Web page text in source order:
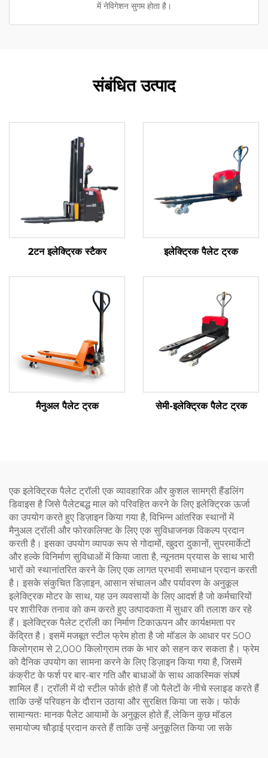
में नेविगेशन सुगम होता है।
संबंधित उत्पाद
2टन इलेक्ट्रिक स्टैकर इलेक्ट्रिक पैलेट ट्रक
मैनुअल पैलेट ट्रक सेमी-इलेक्ट्रिक पैलेट ट्रक
एक इलेक्ट्रिक पैलेट ट्रॉली एक व्यावहारिक और कुशल सामग्री हैंडलिंग
डिवाइस है जिसे पैलेटबद्ध माल को परिवहित करने के लिए इलेक्ट्रिक ऊर्जा
का उपयोग करते हुए डिज़ाइन किया गया है, विभिन्न आंतरिक स्थानों में
मैनुअल ट्रॉली और फोरकलिफ्ट के लिए एक सुविधाजनक विकल्प प्रदान
करती है। इसका उपयोग व्यापक रूप से गोदामों, खुदरा दुकानों, सुपरमार्केटों
और हल्के विनिर्माण सुविधाओं में किया जाता है, न्यूनतम प्रयास के साथ भारी
भारों को स्थानांतरित करने के लिए एक लागत प्रभावी समाधान प्रदान करती
है। इसके संकुचित डिज़ाइन, आसान संचालन और पर्यावरण के अनुकूल
इलेक्ट्रिक मोटर के साथ, यह उन व्यवसायों के लिए आदर्श है जो कर्मचारियों
पर शारीरिक तनाव को कम करते हुए उत्पादकता में सुधार की तलाश कर रहे
हैं। इलेक्ट्रिक पैलेट ट्रॉली का निर्माण टिकाऊपन और कार्यक्षमता पर
केंद्रित है। इसमें मजबूत स्टील फ्रेम होता है जो मॉडल के आधार पर 500
किलोग्राम से 2,000 किलोग्राम तक के भार को सहन कर सकता है। फ्रेम
को दैनिक उपयोग का सामना करने के लिए डिज़ाइन किया गया है, जिसमें
कंक्रीट के फर्श पर बार-बार गति और बाधाओं के साथ आकस्मिक संघर्ष
शामिल हैं। ट्रॉली में दो स्टील फोर्क होते हैं जो पैलेटों के नीचे स्लाइड करते हैं
ताकि उन्हें परिवहन के दौरान उठाया और सुरक्षित किया जा सके। फोर्क
सामान्यतः मानक पैलेट आयामों के अनुकूल होते हैं, लेकिन कुछ मॉडल
समायोज्य चौड़ाई प्रदान करते हैं ताकि उन्हें अनुकूलित किया जा सके